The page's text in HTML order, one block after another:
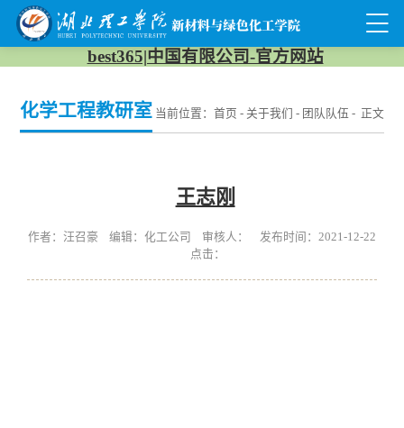
best365|中国有限公司-官方网站
化学工程教研室 当前位置： 首页 - 关于我们 - 团队队伍 - 正文
王志刚
作者：汪召豪 编辑：化工公司 审核人： 发布时间：2021-12-22
点击：